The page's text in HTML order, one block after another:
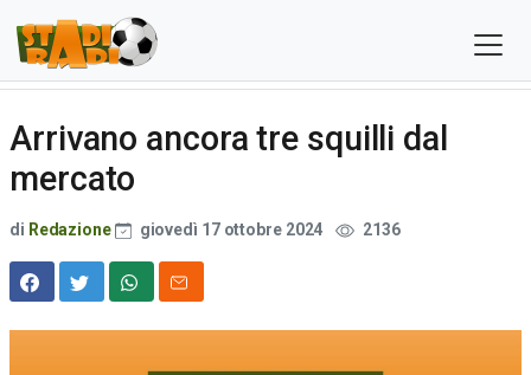
Arrivano ancora tre squilli dal
mercato
di Redazione giovedì 17 ottobre 2024 2136